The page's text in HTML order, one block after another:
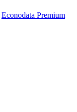
Econodata Premium